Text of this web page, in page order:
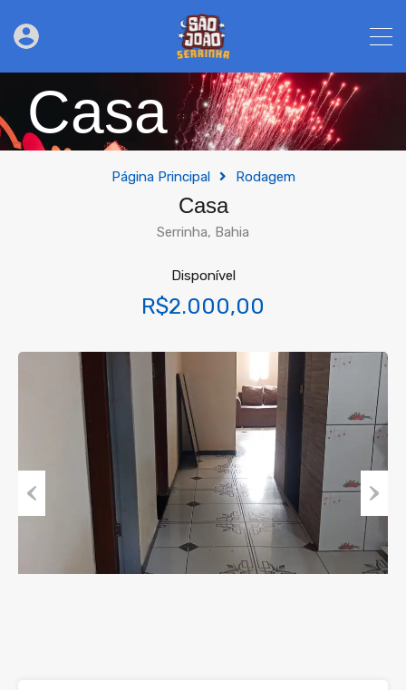
Casa
Página Principal Rodagem
Casa
Serrinha, Bahia
Disponível
R$2.000,00
Next